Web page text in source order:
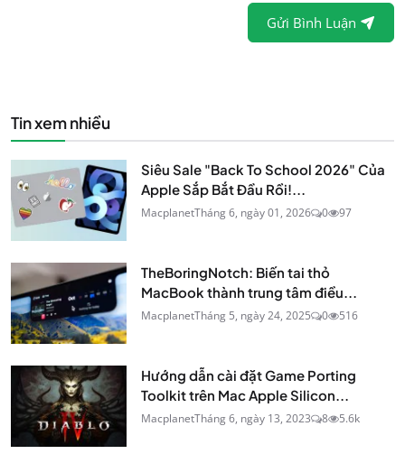
Gửi Bình Luận
Tin xem nhiều
Siêu Sale "Back To School 2026" Của
Apple Sắp Bắt Đầu Rồi!...
MacplanetTháng 6, ngày 01, 2026 0 97
TheBoringNotch: Biến tai thỏ
MacBook thành trung tâm điều...
MacplanetTháng 5, ngày 24, 2025 0 516
Hướng dẫn cài đặt Game Porting
Toolkit trên Mac Apple Silicon...
MacplanetTháng 6, ngày 13, 2023 8 5.6k